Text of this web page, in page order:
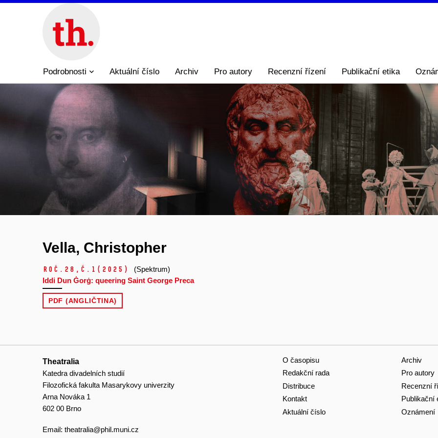
Podrobnosti Aktuální číslo Archiv Pro autory Recenzní řízení Publikační etika
Vella, Christopher
Roč.28, č.1 (2025)
(Spektrum)
Iddi Dun Ġorġ: queering Saint George Preca
PDF (ANGLIČTINA)
Theatralia
Katedra divadelních studií
Filozofická fakulta Masarykovy univerzity
Arna Nováka 1
602 00 Brno
Email: theatralia@phil.muni.cz
O časopisu
Redakční rada
Distribuce
Kontakt
Aktuální číslo
Archiv
Pro autory
Recenzní
Publikační
Oznámení